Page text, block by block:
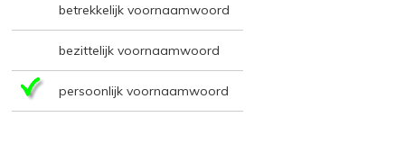
betrekkelijk voornaamwoord
bezittelijk voornaamwoord
persoonlijk voornaamwoord